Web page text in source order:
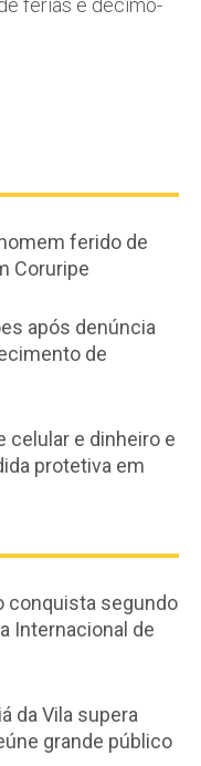
férias e décimo-
ferido de
Coruripe
após denúncia
de
celular e dinheiro e
protetiva em
conquista segundo
Internacional de
da Vila supera
grande público